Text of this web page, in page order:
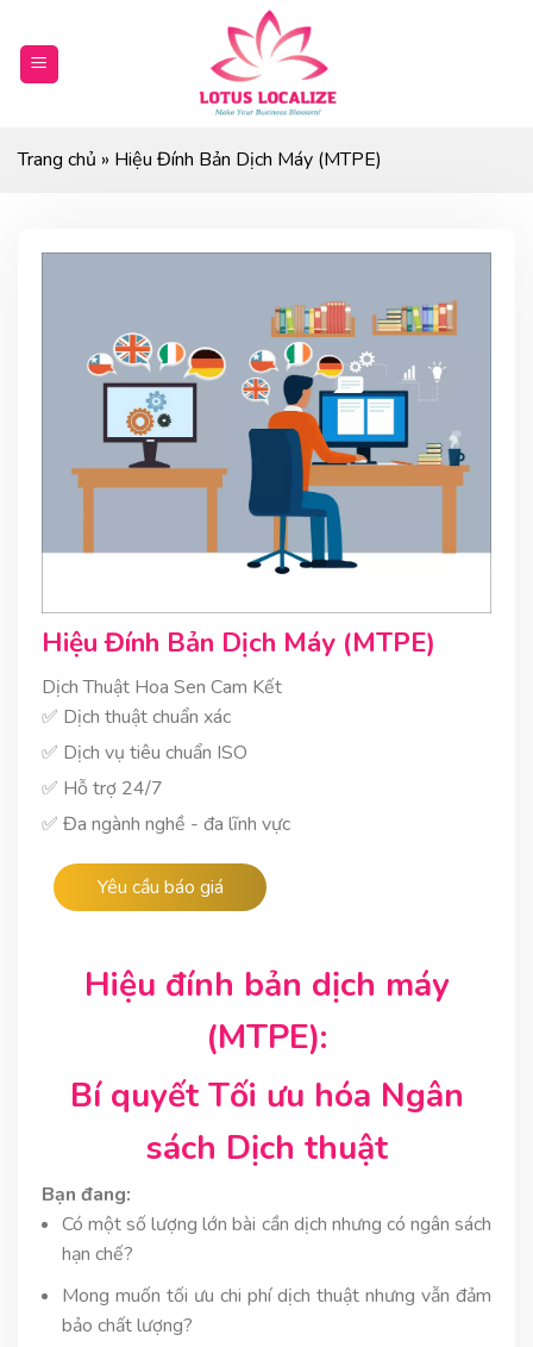
content
Trang chủ » Hiệu Đính Bản Dịch Máy (MTPE)
Hiệu Đính Bản Dịch Máy (MTPE)
Dịch Thuật Hoa Sen Cam Kết
✅ Dịch thuật chuẩn xác
✅ Dịch vụ tiêu chuẩn ISO
✅ Hỗ trợ 24/7
✅ Đa ngành nghề - đa lĩnh vực
Yêu cầu báo giá
Hiệu đính bản dịch máy
(MTPE):
Bí quyết Tối ưu hóa Ngân
sách Dịch thuật
Bạn đang:
Có một số lượng lớn bài cần dịch nhưng có ngân sách
hạn chế?
Mong muốn tối ưu chi phí dịch thuật nhưng vẫn đảm
bảo chất lượng?